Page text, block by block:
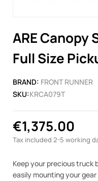
ARE Canopy
Full Size
BRAND: FRONT RUNNER
SKU:KRCA079T
€1,375.00
Tax included 2-5 working
Keep your precious truck
easily mounting your